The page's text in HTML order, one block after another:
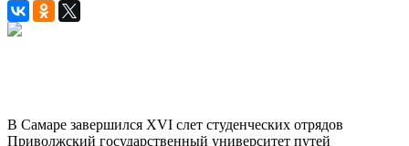
В Самаре завершился XVI слет студенческих отрядов
Приволжский государственный университет путей